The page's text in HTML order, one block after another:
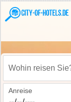
Wohin reisen Sie?
Anreise